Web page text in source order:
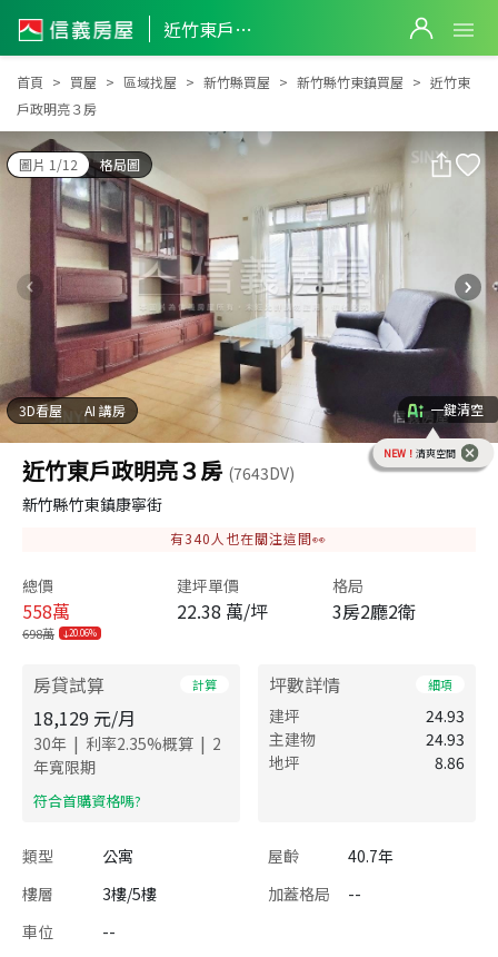
近竹東戶政明亮３房
近竹東戶政明亮３房
首頁 買屋 區域找屋 新竹縣買屋 新竹縣竹東鎮買屋
近竹東
戶政明亮３房
圖片 1/12 格局圖
3D看屋 AI 講房 一鍵清空
NEW！ 清爽空間
近竹東戶政明亮３房 (7643DV)
新竹縣竹東鎮康寧街
有340 人也在關注這間👀
總價
558萬
698萬 20.06%
建坪單價
22.38 萬/坪
格局
3房2廳2衛
房貸試算 計算
18,129 元/月
30年 | 利率2.35%概算 | 2
年寬限期
​符合首購資格嗎?
坪數詳情 細項
建坪
24.93
主建物
24.93
地坪
8.86
類型 公寓 屋齡
40.7年
樓層
3樓/5樓 加蓋格局
--
車位
--